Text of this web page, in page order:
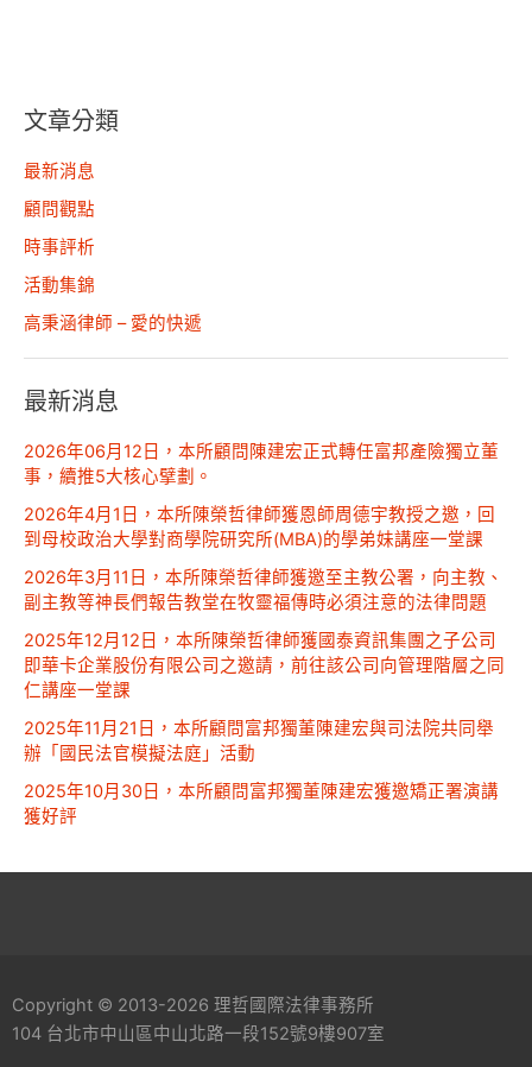
文章分類
最新消息
顧問觀點
時事評析
活動集錦
高秉涵律師 – 愛的快遞
最新消息
2026年06月12日，本所顧問陳建宏正式轉任富邦產險獨立董
事，續推5大核心擘劃。
2026年4月1日，本所陳榮哲律師獲恩師周德宇教授之邀，回
到母校政治大學對商學院研究所(MBA)的學弟妹講座一堂課
2026年3月11日，本所陳榮哲律師獲邀至主教公署，向主教、
副主教等神長們報告教堂在牧靈福傳時必須注意的法律問題
2025年12月12日，本所陳榮哲律師獲國泰資訊集團之子公司
即華卡企業股份有限公司之邀請，前往該公司向管理階層之同
仁講座一堂課
2025年11月21日，本所顧問富邦獨董陳建宏與司法院共同舉
辦「國民法官模擬法庭」活動
2025年10月30日，本所顧問富邦獨董陳建宏獲邀矯正署演講
獲好評
Copyright © 2013-2026 理哲國際法律事務所
104 台北市中山區中山北路一段152號9樓907室